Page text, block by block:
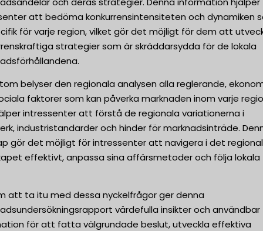
att bedöma konkurrensintensiteten och dynamiken
för varje region, vilket gör det möjligt för dem att
strategier som är skräddarsydda för de lokala
belyser den regionala analysen alla reglerande,
faktorer som kan påverka marknaden inom varje
intressenter att förstå de regionala variationerna i
industristandarder och hinder för marknadsinträde.
gör det möjligt för intressenter att navigera i det
effektivt, anpassa sina affärsmetoder och följa lokala
att ta itu med dessa nyckelfrågor ger denna
värdefulla insikter och användbar
för att fatta välgrundade beslut, utveckla effektiva